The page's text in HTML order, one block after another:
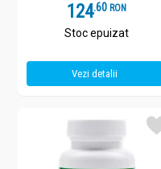
124.6 RON
Stoc epuizat
Vezi detalii